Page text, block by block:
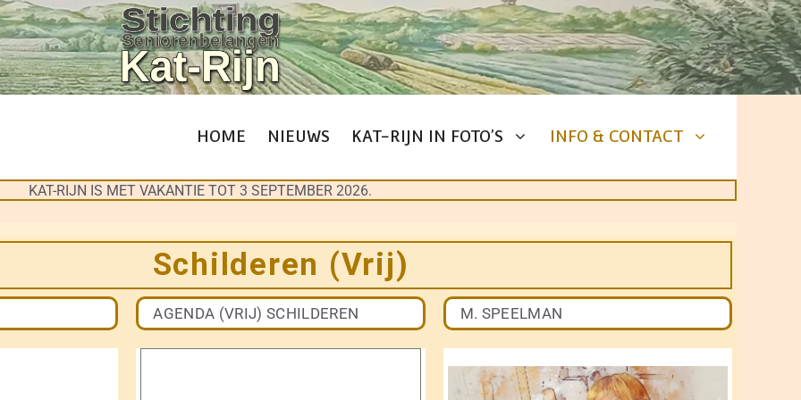
HOME NIEUWS KAT-RIJN IN FOTO’S INFO & CONTACT
KAT-RIJN IS MET VAKANTIE TOT 3 SEPTEMBER 2026.
Schilderen (Vrij)
AGENDA (VRIJ) SCHILDEREN M. SPEELMAN